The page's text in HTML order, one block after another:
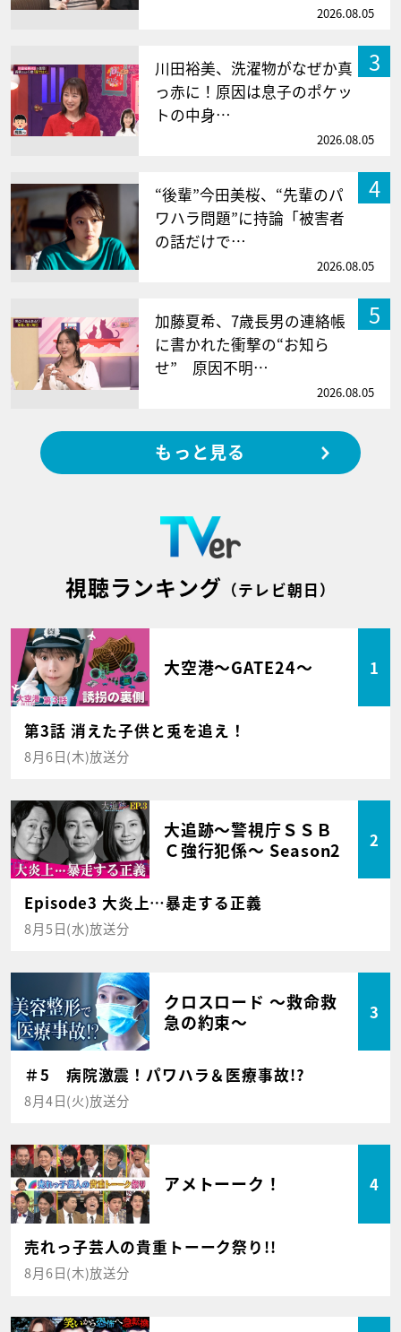
2026.08.05
3
川田裕美、洗濯物がなぜか真
っ赤に！原因は息子のポケッ
トの中身…
2026.08.05
4
“後輩”今田美桜、“先輩のパ
ワハラ問題”に持論「被害者
の話だけで…
2026.08.05
5
加藤夏希、7歳長男の連絡帳
に書かれた衝撃の“お知ら
せ” 原因不明…
2026.08.05
もっと見る
視聴ランキング （テレビ朝日）
大空港～GATE24～ 1
第3話 消えた子供と兎を追え！
8月6日(木)放送分
大追跡～警視庁ＳＳＢ
Ｃ強行犯係～ Season2
2
Episode3 大炎上…暴走する正義
8月5日(水)放送分
クロスロード ～救命救
急の約束～
3
＃5 病院激震！パワハラ＆医療事故!?
8月4日(火)放送分
アメトーーク！ 4
売れっ子芸人の貴重トーーク祭り!!
8月6日(木)放送分